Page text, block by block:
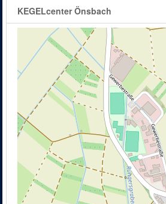
KEGELcenter Önsbach